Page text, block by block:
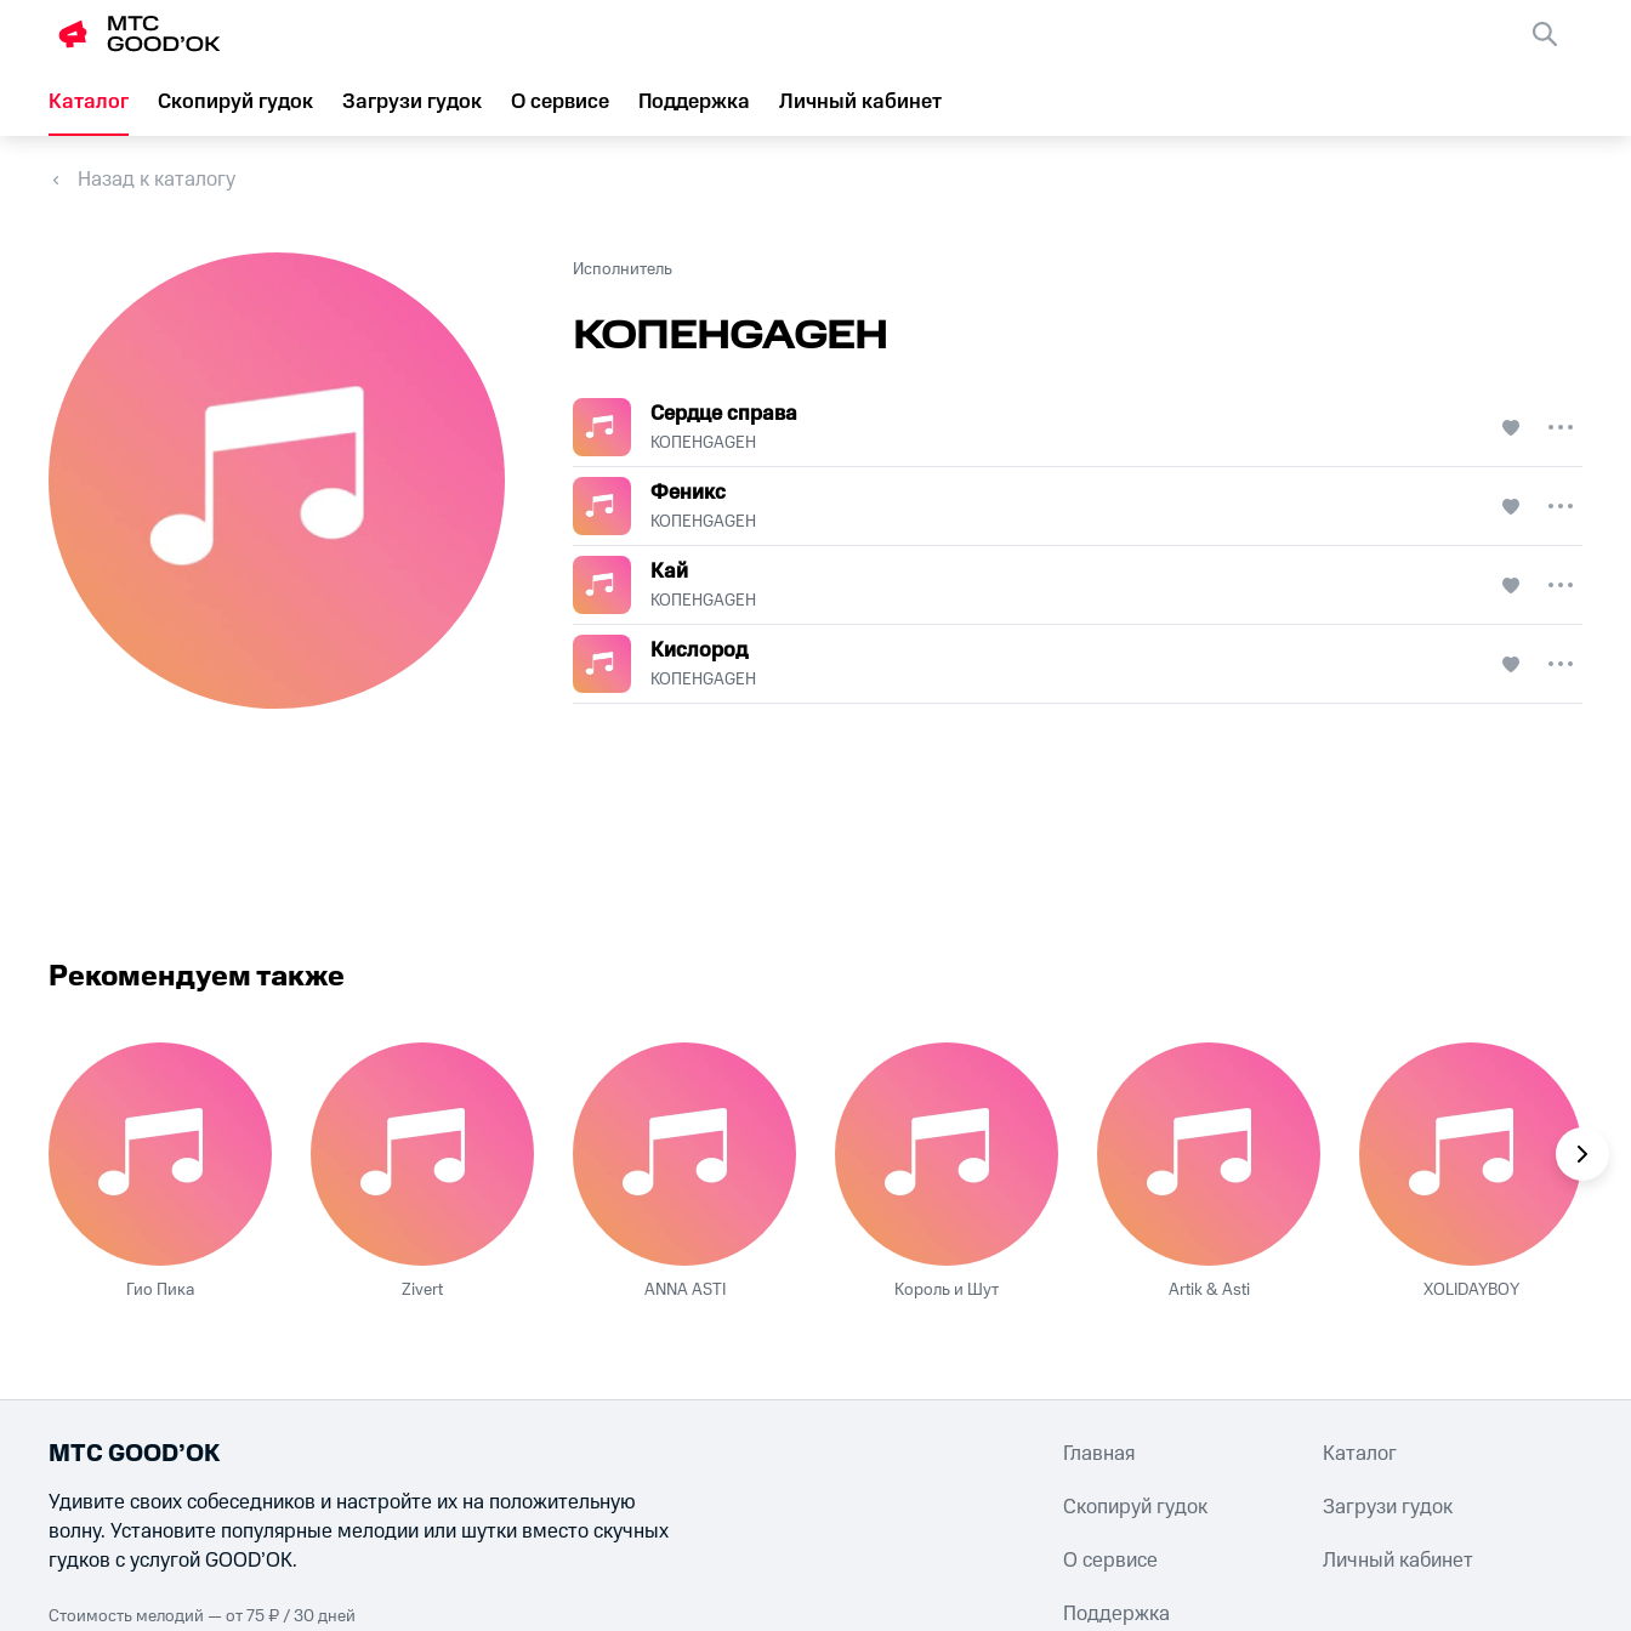
Каталог Скопируй гудок Загрузи гудок О сервисе Поддержка Личный кабинет
Назад к каталогу
Исполнитель
КОПЕНGАGЕН
Сердце справа
КОПЕНGАGЕН
Феникс
КОПЕНGАGЕН
Кай
КОПЕНGАGЕН
Кислород
КОПЕНGАGЕН
Рекомендуем также
Гио Пика Zivert ANNA ASTI Король и Шут Artik & Asti XOLIDAYBOY
МТС GOOD’OK
Удивите своих собеседников и настройте их на положительную
волну. Установите популярные мелодии или шутки вместо скучных
гудков с услугой GOOD’OK.
Стоимость мелодий — от 75 ₽ / 30 дней
Главная Каталог
Скопируй гудок Загрузи гудок
О сервисе Личный кабинет
Поддержка